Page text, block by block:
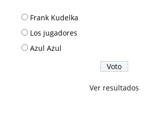
Frank Kudelka
Los jugadores
Azul Azul
Ver resultados